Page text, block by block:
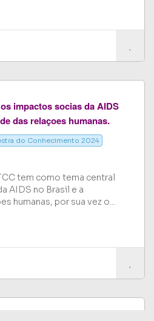
impactos socias da AIDS
das relaçoes humanas.
do Conhecimento 2024
tem como tema central
AIDS no Brasil e a
humanas, por sua vez o...